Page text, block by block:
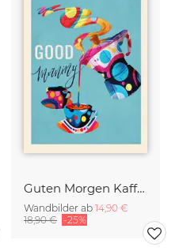
Guten Morgen Kaffee
Wandbilder ab 14,90 €
18,90 € -25%